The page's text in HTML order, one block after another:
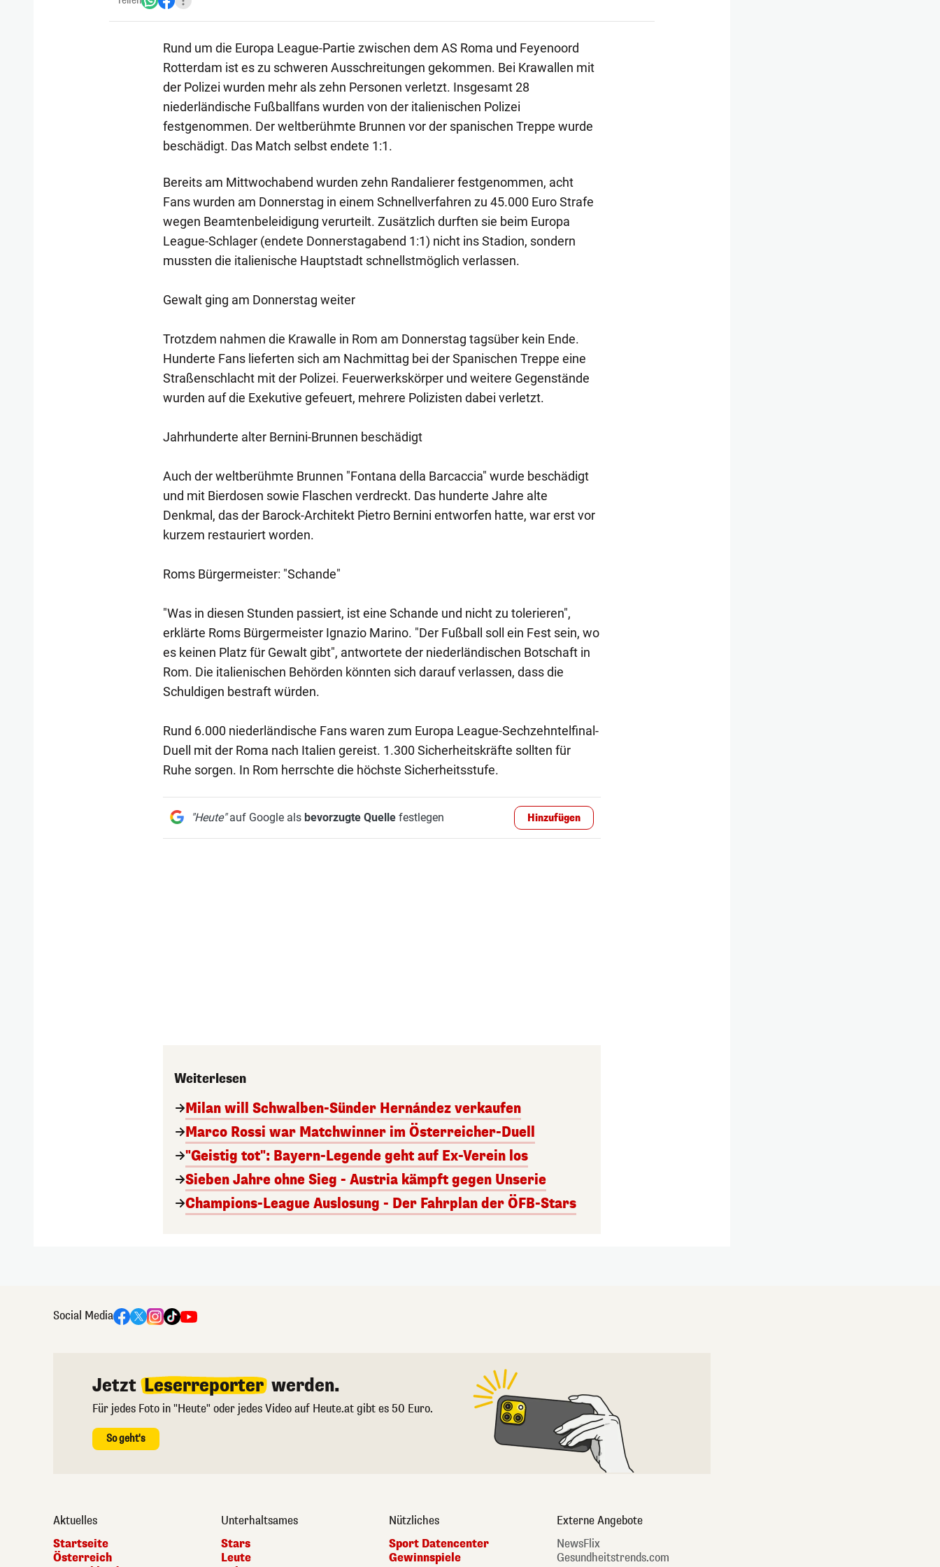
Rund um die Europa League-Partie zwischen dem AS Roma und Feyenoord
Rotterdam ist es zu schweren Ausschreitungen gekommen. Bei Krawallen mit
der Polizei wurden mehr als zehn Personen verletzt. Insgesamt 28
niederländische Fußballfans wurden von der italienischen Polizei
festgenommen. Der weltberühmte Brunnen vor der spanischen Treppe wurde
beschädigt. Das Match selbst endete 1:1.
Bereits am Mittwochabend wurden zehn Randalierer festgenommen, acht
Fans wurden am Donnerstag in einem Schnellverfahren zu 45.000 Euro Strafe
wegen Beamtenbeleidigung verurteilt. Zusätzlich durften sie beim Europa
League-Schlager (endete Donnerstagabend 1:1) nicht ins Stadion, sondern
mussten die italienische Hauptstadt schnellstmöglich verlassen.
Gewalt ging am Donnerstag weiter
Trotzdem nahmen die Krawalle in Rom am Donnerstag tagsüber kein Ende.
Hunderte Fans lieferten sich am Nachmittag bei der Spanischen Treppe eine
Straßenschlacht mit der Polizei. Feuerwerkskörper und weitere Gegenstände
wurden auf die Exekutive gefeuert, mehrere Polizisten dabei verletzt.
Jahrhunderte alter Bernini-Brunnen beschädigt
Auch der weltberühmte Brunnen "Fontana della Barcaccia" wurde beschädigt
und mit Bierdosen sowie Flaschen verdreckt. Das hunderte Jahre alte
Denkmal, das der Barock-Architekt Pietro Bernini entworfen hatte, war erst vor
kurzem restauriert worden.
Roms Bürgermeister: "Schande"
"Was in diesen Stunden passiert, ist eine Schande und nicht zu tolerieren",
erklärte Roms Bürgermeister Ignazio Marino. "Der Fußball soll ein Fest sein, wo
es keinen Platz für Gewalt gibt", antwortete der niederländischen Botschaft in
Rom. Die italienischen Behörden könnten sich darauf verlassen, dass die
Schuldigen bestraft würden.
Rund 6.000 niederländische Fans waren zum Europa League-Sechzehntelfinal-
Duell mit der Roma nach Italien gereist. 1.300 Sicherheitskräfte sollten für
Ruhe sorgen. In Rom herrschte die höchste Sicherheitsstufe.
"Heute"auf Google als bevorzugte Quellefestlegen Hinzufügen
Weiterlesen
Milan will Schwalben-Sünder Hernández verkaufen
Marco Rossi war Matchwinner im Österreicher-Duell
"Geistig tot": Bayern-Legende geht auf Ex-Verein los
Sieben Jahre ohne Sieg - Austria kämpft gegen Unserie
Champions-League Auslosung - Der Fahrplan der ÖFB-Stars
Social Media
Jetzt Leserreporter werden.
Für jedes Foto in "Heute" oder jedes Video auf Heute.at gibt es 50 Euro.
So geht's
Aktuelles
Startseite
Österreich
Unterhaltsames
Stars
Leute
Nützliches
Sport Datencenter
Gewinnspiele
Externe Angebote
NewsFlix
Gesundheitstrends.com